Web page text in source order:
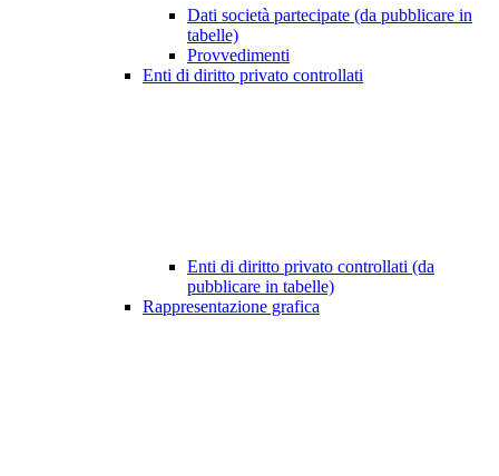
Dati società partecipate (da pubblicare in
tabelle)
Provvedimenti
Enti di diritto privato controllati
Enti di diritto privato controllati (da
pubblicare in tabelle)
Rappresentazione grafica